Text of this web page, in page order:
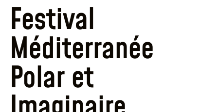
Festival
Méditerranée
Polar et